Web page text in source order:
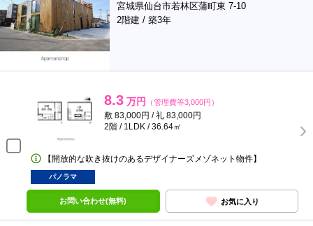
宮城県仙台市若林区蒲町東 7-10
2階建 / 築3年
8.3 万円 （管理費等3,000円）
敷 83,000円 / 礼 83,000円
2階 / 1LDK / 36.64㎡
【開放的な吹き抜けのあるデザイナーズメゾネット物件】
パノラマ
お問い合わせ(無料) お気に入り